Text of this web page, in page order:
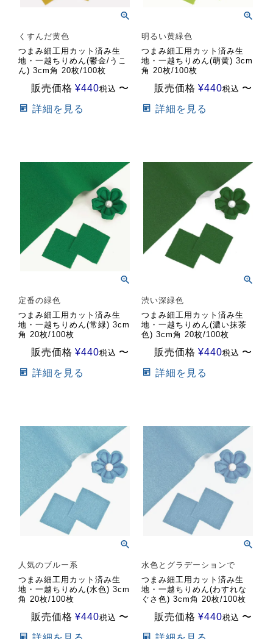
くすんだ黄色
つまみ細工用カット済み生
地・一越ちりめん(鬱金/うこ
ん) 3cm角 20枚/100枚
販売価格 ¥440税込 〜
詳細を見る
明るい黄緑色
つまみ細工用カット済み生
地・一越ちりめん(萌黄) 3cm
角 20枚/100枚
販売価格 ¥440税込 〜
詳細を見る
定番の緑色
つまみ細工用カット済み生
地・一越ちりめん(常緑) 3cm
角 20枚/100枚
販売価格 ¥440税込 〜
詳細を見る
渋い深緑色
つまみ細工用カット済み生
地・一越ちりめん(濃い抹茶
色) 3cm角 20枚/100枚
販売価格 ¥440税込 〜
詳細を見る
人気のブルー系
つまみ細工用カット済み生
地・一越ちりめん(水色) 3cm
角 20枚/100枚
販売価格 ¥440税込 〜
水色とグラデーションで
つまみ細工用カット済み生
地・一越ちりめん(わすれな
ぐさ色) 3cm角 20枚/100枚
販売価格 ¥440税込 〜